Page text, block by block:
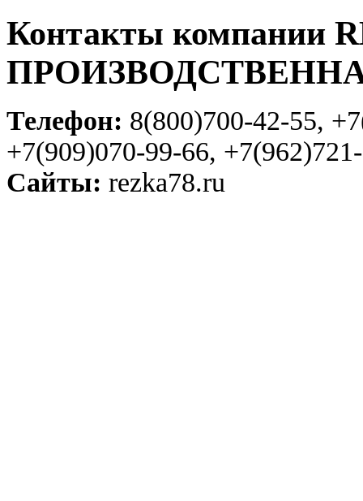
Контакты компании
Телефон: 8(800)700-42-55,
+7(909)070-99-66,
Сайты: rezka78.ru